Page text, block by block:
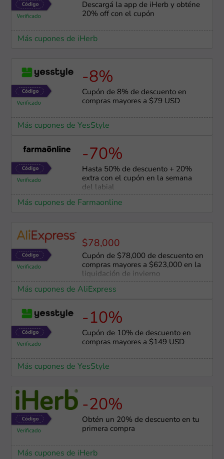
Descargá la app de iHerb y obténe
20% off con el cupón
Más cupones de iHerb
-8%
Cupón de 8% de descuento en
compras mayores a $79 USD
Más cupones de YesStyle
-70%
Hasta 50% de descuento + 20%
extra con el cupón en la semana
del labial
Más cupones de Farmaonline
$78,000
Cupón de $78,000 de descuento en
compras mayores a $623,000 en la
liquidación de invierno
Más cupones de AliExpress
-10%
Cupón de 10% de descuento en
compras mayores a $149 USD
Más cupones de YesStyle
-20%
Obtén un 20% de descuento en tu
primera compra
Más cupones de iHerb